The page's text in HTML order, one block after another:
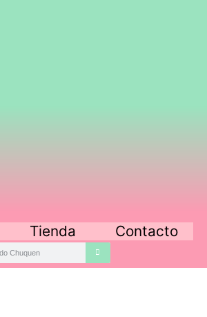
Tienda Contacto